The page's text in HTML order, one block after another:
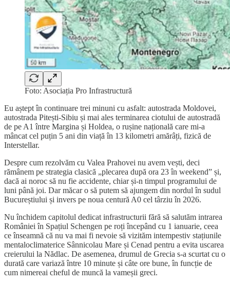
Foto: Asociația Pro Infrastructură
Eu aștept în continuare trei minuni cu asfalt: autostrada Moldovei,
autostrada Pitești-Sibiu și mai ales terminarea ciotului de autostradă
de pe A1 între Margina și Holdea, o rușine națională care mi-a
mâncat cel puțin 5 ani din viață în 13 kilometri amărâți, fizică de
Interstellar.
Despre cum rezolvăm cu Valea Prahovei nu avem vești, deci
rămânem pe strategia clasică „plecarea după ora 23 în weekend” și,
dacă ai noroc să nu fie accidente, chiar și-n timpul programului de
luni până joi. Dar măcar o să putem să ajungem din nordul în sudul
Bucureștiului și invers pe noua centură A0 cel târziu în 2026.
Nu închidem capitolul dedicat infrastructurii fără să salutăm intrarea
României în Spațiul Schengen pe roți începând cu 1 ianuarie, ceea
ce înseamnă că nu va mai fi nevoie să vizităm intempestiv stațiunile
mentaloclimaterice Sânnicolau Mare și Cenad pentru a evita uscarea
creierului la Nădlac. De asemenea, drumul de Grecia s-a scurtat cu o
durată care variază între 10 minute și câte ore bune, în funcție de
cum nimereai cheful de muncă la vameșii greci.